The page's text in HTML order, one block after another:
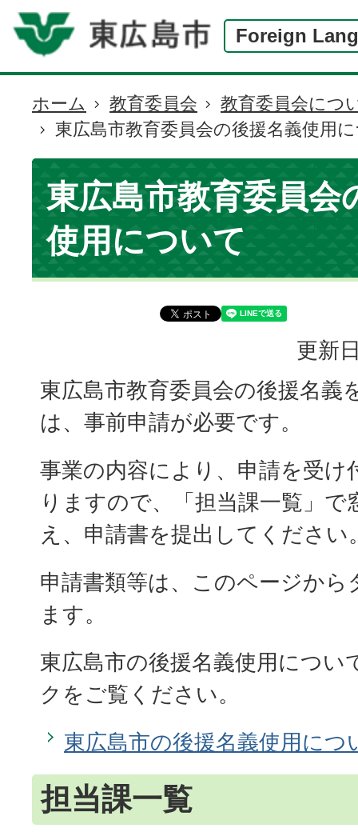
Foreign
現
在
の
位
置
ホーム 教育委員会
教育委員会につ
東広島市教育委員会の後援名義使用
東広島市教育委員会
使用について
更新
東広島市教育委員会の後援名義
は、事前申請が必要です。
事業の内容により、申請を受け
りますので、「担当課一覧」で
え、申請書を提出してください
申請書類等は、このページから
ます。
東広島市の後援名義使用につい
クをご覧ください。
東広島市の後援名義使用につ
担当課一覧